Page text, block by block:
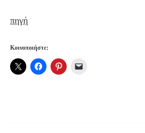
πηγή
Κοινοποιήστε: